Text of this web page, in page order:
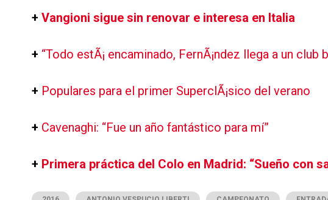
+ Vangioni sigue sin renovar e interesa en Italia
+ “Todo estÃ¡ encaminado, FernÃ¡ndez llega a un club
+ Populares para el primer SuperclÃ¡sico del verano
+ Cavenaghi: “Fue un año fantástico para mí”
+ Primera práctica del Colo en Madrid: “Sueño con